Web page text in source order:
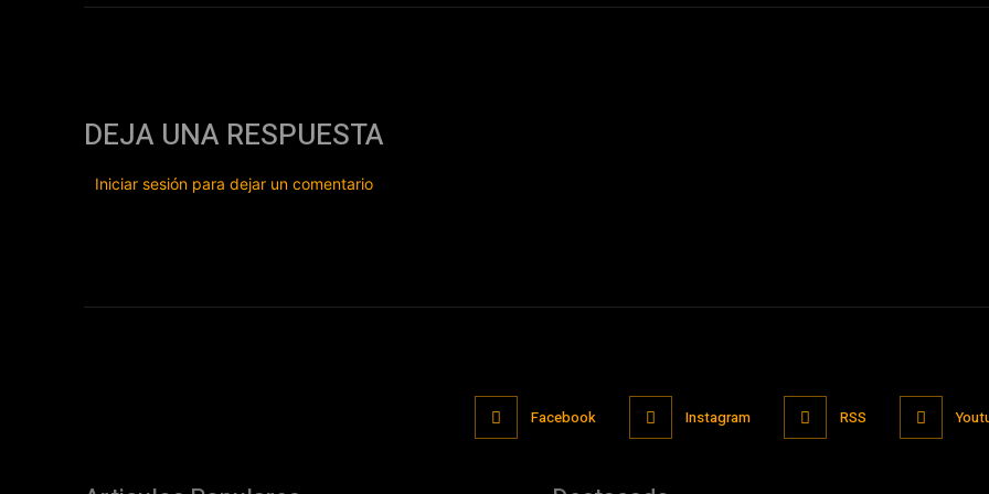
DEJA UNA RESPUESTA
Iniciar sesión para dejar un comentario
Facebook Instagram RSS